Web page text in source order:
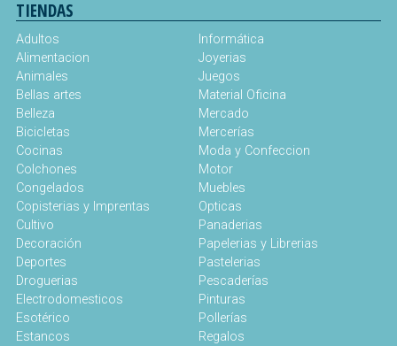
TIENDAS
Adultos
Alimentacion
Animales
Bellas artes
Belleza
Bicicletas
Cocinas
Colchones
Congelados
Copisterias y Imprentas
Cultivo
Decoración
Deportes
Droguerias
Electrodomesticos
Esotérico
Estancos
Informática
Joyerias
Juegos
Material Oficina
Mercado
Mercerías
Moda y Confeccion
Motor
Muebles
Opticas
Panaderias
Papelerias y Librerias
Pastelerias
Pescaderías
Pinturas
Pollerías
Regalos